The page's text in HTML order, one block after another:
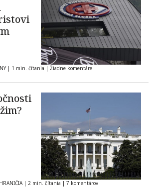
| 1 min. čítania | Žiadne komentáre
| 2 min. čítania | 7 komentárov